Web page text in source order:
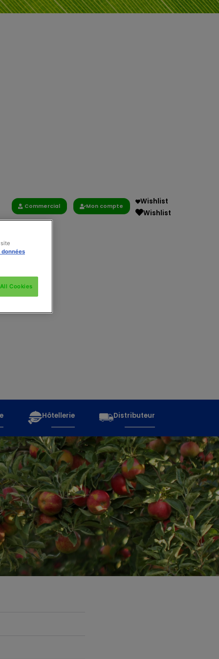
Commercial Mon compte
Wishlist
Wishlist
Hôtellerie Distributeur
Cookies